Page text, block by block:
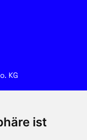
ist
KG